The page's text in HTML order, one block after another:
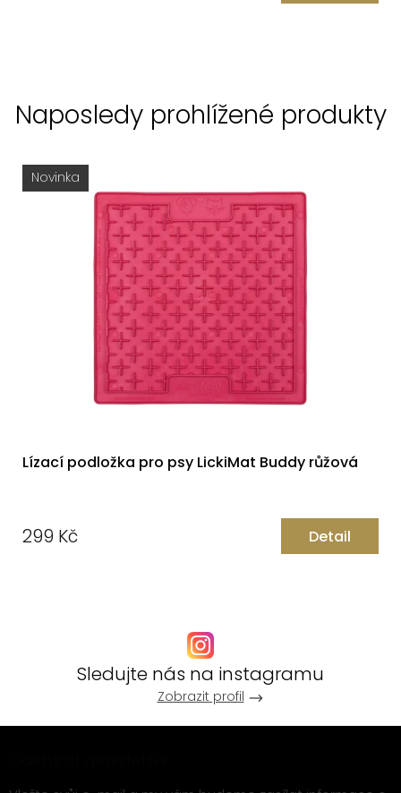
Naposledy prohlížené produkty
Novinka
Lízací podložka pro psy LickiMat Buddy růžová
299 Kč Detail
Sledujte nás na instagramu
Zobrazit profil